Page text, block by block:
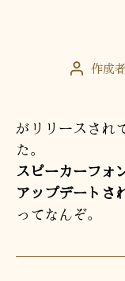
投 作成
がリリースされ
た。
スピーカーフォ
アップデートさ
ってなんぞ。